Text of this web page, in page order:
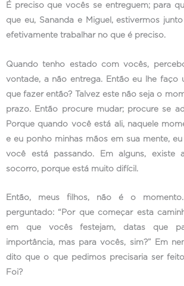
É preciso que vocês se entreguem; para
que eu, Sananda e Miguel, estivermos
efetivamente trabalhar no que é preciso.
Quando tenho estado com vocês,
vontade, a não entrega. Então eu lhe faço
que fazer então? Talvez este não seja o
prazo. Então procure mudar; procure se
Porque quando você está ali, naquele
e eu ponho minhas mãos em sua mente,
você está passando. Em alguns, existe
socorro, porque está muito difícil.
Então, meus filhos, não é o
perguntado: “Por que começar esta
em que vocês festejam, datas que
importância, mas para vocês, sim?” Em
dito que o que pedimos precisaria ser
Foi?